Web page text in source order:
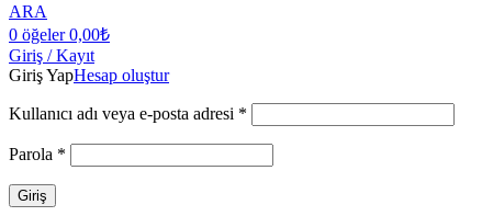
ARA
0 öğeler 0,00₺
Giriş / Kayıt
Giriş YapHesap oluştur
Kullanıcı adı veya e-posta adresi *
Parola *
Giriş